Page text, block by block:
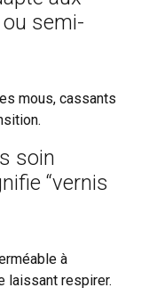
semi-
mous, cassants
soin
“vernis
à
laissant respirer.